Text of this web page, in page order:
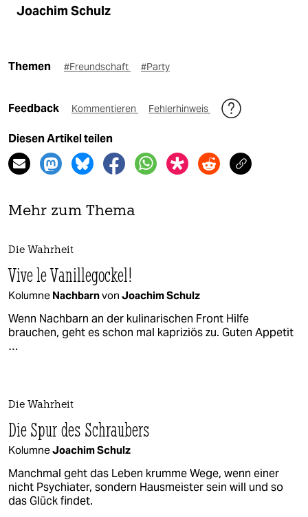
Joachim Schulz
Themen #Freundschaft #Party
Feedback Kommentieren Fehlerhinweis
Diesen Artikel teilen
Mehr zum Thema
Die Wahrheit
Vive le Vanillegockel!
Kolumne Nachbarnvon Joachim Schulz
Wenn Nachbarn an der kulinarischen Front Hilfe
brauchen, geht es schon mal kapriziös zu. Guten Appetit
…
Die Wahrheit
Die Spur des Schraubers
KolumneJoachim Schulz
Manchmal geht das Leben krumme Wege, wenn einer
nicht Psychiater, sondern Hausmeister sein will und so
das Glück findet.